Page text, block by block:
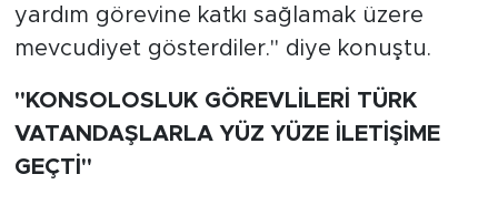
yardım görevine katkı sağlamak üzere
mevcudiyet gösterdiler." diye konuştu.
"KONSOLOSLUK GÖREVLİLERİ TÜRK
VATANDAŞLARLA YÜZ YÜZE İLETİŞİME
GEÇTİ"